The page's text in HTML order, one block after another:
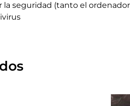
la seguridad (tanto el